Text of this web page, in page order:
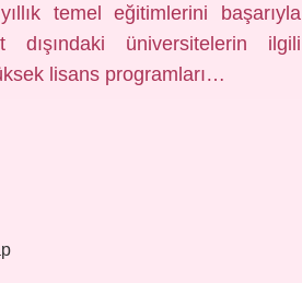
temel eğitimlerini başarıyla
üniversitelerin ilgili
lisans programları…